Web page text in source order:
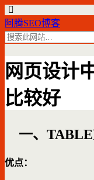
阿腾SEO博客
网页设计
比较好
一、TABLE
优点：